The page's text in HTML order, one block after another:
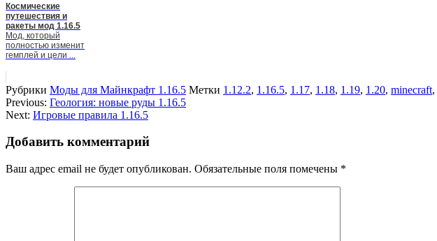
Космические
путешествия и
ракеты мод 1.16.5
Мод, который
полностью изменит
гемплей и цели ...
Рубрики Моды для Майнкрафт 1.16.5 Метки 1.12.2, 1.16.5, 1.17, 1.18, 1.19, 1.20, minecraft,
Previous: Геология: новые руды 1.16.5
Next: Игровые правила 1.16.5
Добавить комментарий
Ваш адрес email не будет опубликован. Обязательные поля помечены *